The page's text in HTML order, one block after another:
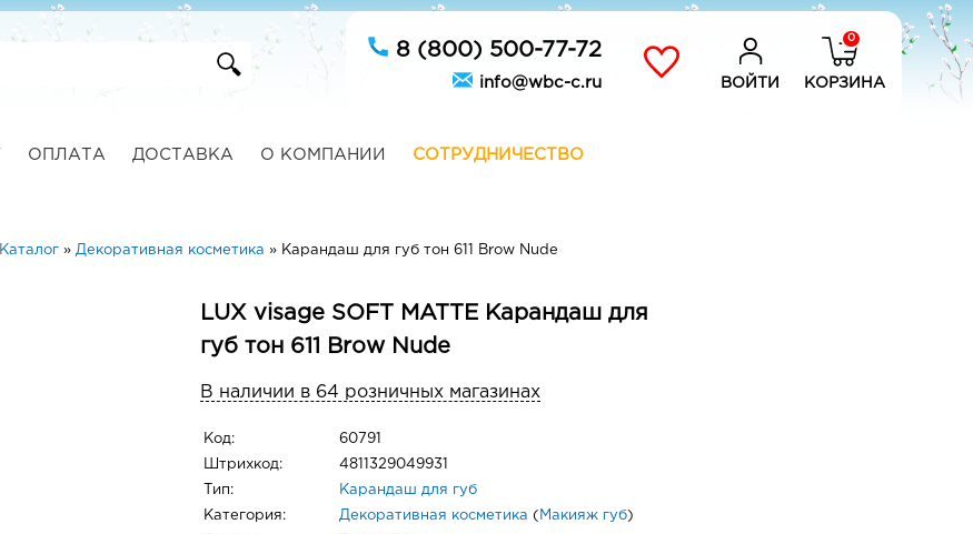
8 (800) 500-77-72
info@wbc-c.ru ВОЙТИ
0
КОРЗИНА
ОПЛАТА ДОСТАВКА О КОМПАНИИ СОТРУДНИЧЕСТВО
Каталог» Декоративная косметика » Карандаш для губ тон 611 Brow Nude
LUX visage SOFT MATTE Карандаш для
губ тон 611 Brow Nude
В наличии в 64 розничных магазинах
Код: 60791
Штрихкод: 4811329049931
Тип: Карандаш для губ
Категория: Декоративная косметика ( Макияж губ)